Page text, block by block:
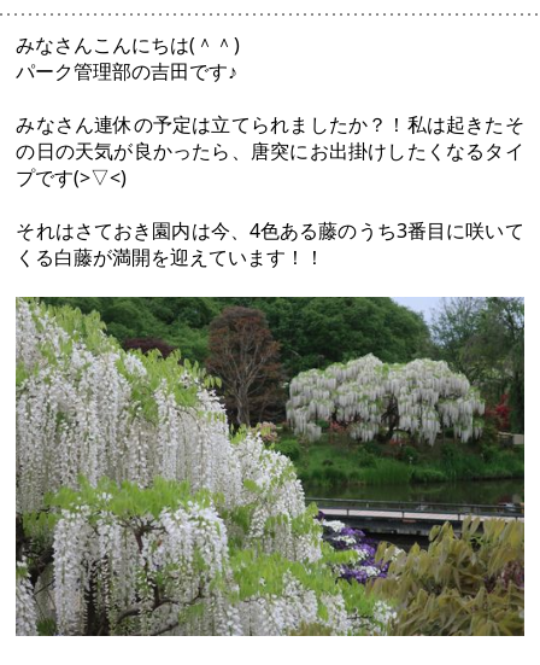
みなさんこんにちは(＾＾)
パーク管理部の吉田です♪
みなさん連休の予定は立てられましたか？！私は起きたそ
の日の天気が良かったら、唐突にお出掛けしたくなるタイ
プです(>▽<)
それはさておき園内は今、4色ある藤のうち3番目に咲いて
くる白藤が満開を迎えています！！